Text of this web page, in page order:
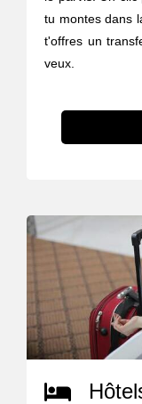
tu montes dans
t'offres un
veux.